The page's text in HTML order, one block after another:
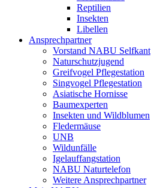
Reptilien
Insekten
Libellen
Ansprechpartner
Vorstand NABU Selfkant
Naturschutzjugend
Greifvogel Pflegestation
Singvogel Pflegestation
Asiatische Hornisse
Baumexperten
Insekten und Wildblumen
Fledermäuse
UNB
Wildunfälle
Igelauffangstation
NABU Naturtelefon
Weitere Ansprechpartner